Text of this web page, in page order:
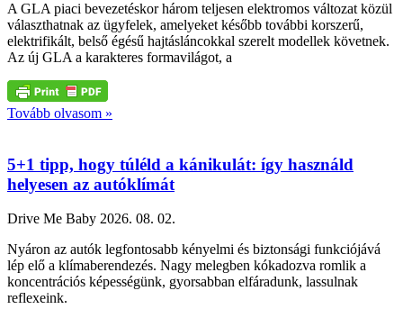
A GLA piaci bevezetéskor három teljesen elektromos változat közül
választhatnak az ügyfelek, amelyeket később további korszerű,
elektrifikált, belső égésű hajtásláncokkal szerelt modellek követnek.
Az új GLA a karakteres formavilágot, a
Tovább olvasom »
5+1 tipp, hogy túléld a kánikulát: így használd
helyesen az autóklímát
Drive Me Baby 2026. 08. 02.
Nyáron az autók legfontosabb kényelmi és biztonsági funkciójává
lép elő a klímaberendezés. Nagy melegben kókadozva romlik a
koncentrációs képességünk, gyorsabban elfáradunk, lassulnak
reflexeink.